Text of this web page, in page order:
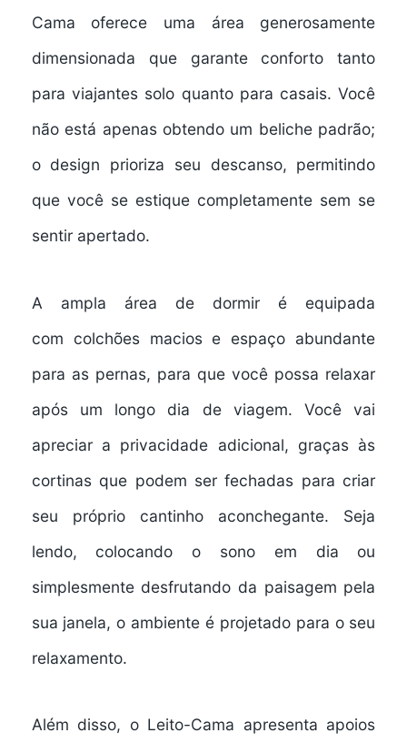
Cama oferece uma área generosamente
dimensionada que garante conforto tanto
para viajantes solo quanto para casais. Você
não está apenas obtendo um beliche padrão;
o design prioriza seu descanso, permitindo
que você se estique completamente sem se
sentir apertado.
A ampla área de dormir é equipada
com colchões maciose espaço abundante
para as pernas, para que você possa relaxar
após um longo dia de viagem. Você vai
apreciar a privacidade adicional, graças às
cortinas que podem ser fechadas para criar
seu próprio cantinho aconchegante. Seja
lendo, colocando o sono em dia ou
simplesmente desfrutando da paisagem pela
sua janela, o ambiente é projetado para o seu
relaxamento.
Além disso, o Leito-Cama apresenta apoios